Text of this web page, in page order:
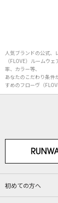
人気ブランドの公式、
（FLOVE）ルームウ
率、カラー等、
あなたのこだわり条件
すめのフローヴ（
初めての方へ